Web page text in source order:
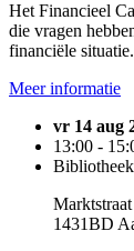
Het Financieel
die vragen
financiële situatie.
Meer informatie
vr 14 aug
13:00 -
1431BD